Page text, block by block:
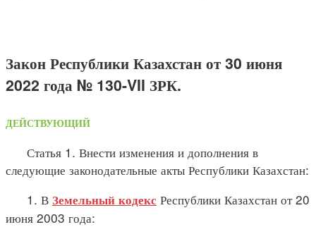
Закон Республики Казахстан от 30 июня
2022 года № 130-VII ЗРК.
ДЕЙСТВУЮЩИЙ
Статья 1. Внести изменения и дополнения в
следующие законодательные акты Республики Казахстан:
1. В Земельный кодекс Республики Казахстан от 20
июня 2003 года: